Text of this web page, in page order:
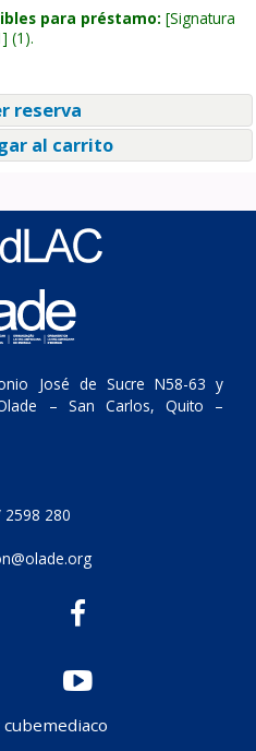
para préstamo: Signatura
(1).
reserva
al carrito
José de Sucre N58-63 y
– San Carlos, Quito –
280